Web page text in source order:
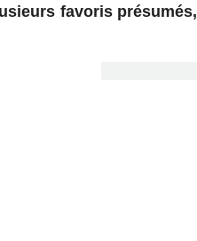
favoris présumés,